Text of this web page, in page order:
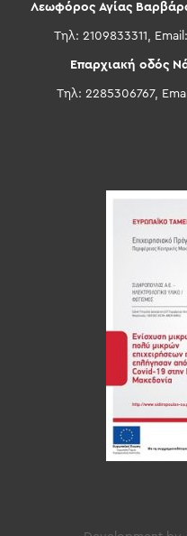
Λεωφόρος Αγίας
Τηλ: 2109833311, Email:
Επαρχιακή οδός
Τηλ: 2285306767,